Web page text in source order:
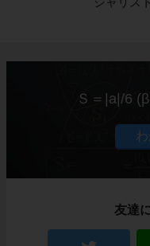
Ｓ＝|a|/6
友達